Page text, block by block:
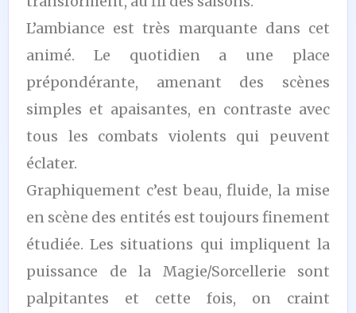
L’ambiance est très marquante dans cet
animé. Le quotidien a une place
prépondérante, amenant des scènes
simples et apaisantes, en contraste avec
tous les combats violents qui peuvent
éclater.
Graphiquement c’est beau, fluide, la mise
en scène des entités est toujours finement
étudiée. Les situations qui impliquent la
puissance de la Magie/Sorcellerie sont
palpitantes et cette fois, on craint